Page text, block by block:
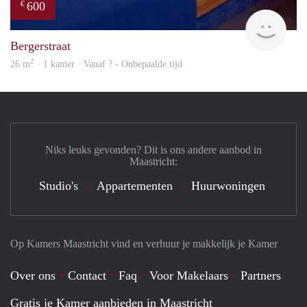
€ 600
Bergerstraat
26 m2 · 1 kamer · Vanaf ? - Onbepaalde tijd
Op Kamers Maastricht vind en verhuur je makkelijk je Kamer
Over ons Contact Faq Voor Makelaars
Partners
Gratis je Kamer aanbieden in Maastricht
Niks leuks gevonden? Dit is ons andere aanbod in
Maastricht:
Studio's Appartementen Huurwoningen